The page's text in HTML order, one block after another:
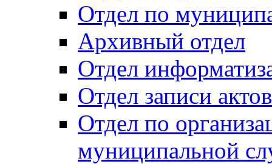
Отдел по
Архивный отдел
Отдел
Отдел записи
Отдел по
муниципальной